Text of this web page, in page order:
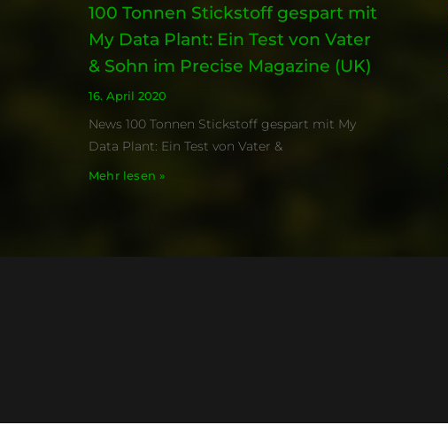
100 Tonnen Stickstoff gespart mit
My Data Plant: Ein Test von Vater
& Sohn im Precise Magazine (UK)
16. April 2020
News 100 Tonnen Stickstoff gespart mit My
Data Plant: Ein Test von Vater &
Mehr lesen »